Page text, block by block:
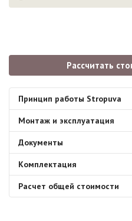
Рассчитать
Принцип работы Stropuva
Монтаж и эксплуатация
Документы
Комплектация
Расчет общей стоимости